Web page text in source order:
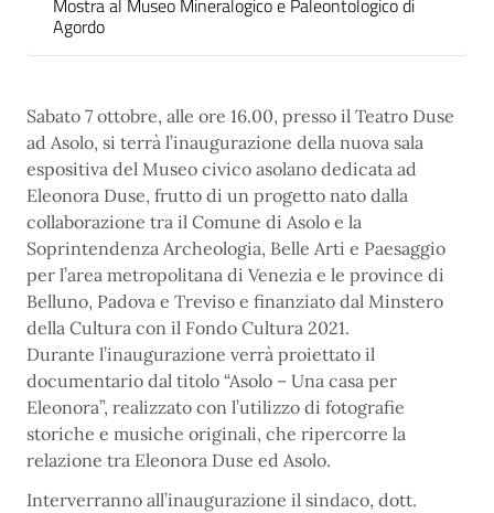
Mostra al Museo Mineralogico e Paleontologico di
Agordo
Sabato 7 ottobre, alle ore 16.00, presso il Teatro Duse
ad Asolo, si terrà l’inaugurazione della nuova sala
espositiva del Museo civico asolano dedicata ad
Eleonora Duse, frutto di un progetto nato dalla
collaborazione tra il Comune di Asolo e la
Soprintendenza Archeologia, Belle Arti e Paesaggio
per l’area metropolitana di Venezia e le province di
Belluno, Padova e Treviso e finanziato dal Minstero
della Cultura con il Fondo Cultura 2021.
Durante l’inaugurazione verrà proiettato il
documentario dal titolo “Asolo – Una casa per
Eleonora”, realizzato con l’utilizzo di fotografie
storiche e musiche originali, che ripercorre la
relazione tra Eleonora Duse ed Asolo.
Interverranno all’inaugurazione il sindaco, dott.